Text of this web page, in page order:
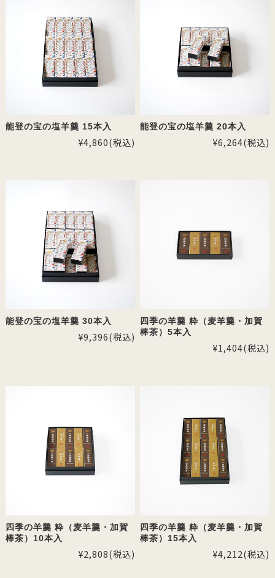
能登の宝の塩羊羹 15本入
¥4,860(税込)
能登の宝の塩羊羹 20本入
¥6,264(税込)
能登の宝の塩羊羹 30本入
¥9,396(税込)
四季の羊羹 粋（麦羊羹・加賀
棒茶）5本入
¥1,404(税込)
四季の羊羹 粋（麦羊羹・加賀
棒茶）10本入
¥2,808(税込)
四季の羊羹 粋（麦羊羹・加賀
棒茶）15本入
¥4,212(税込)